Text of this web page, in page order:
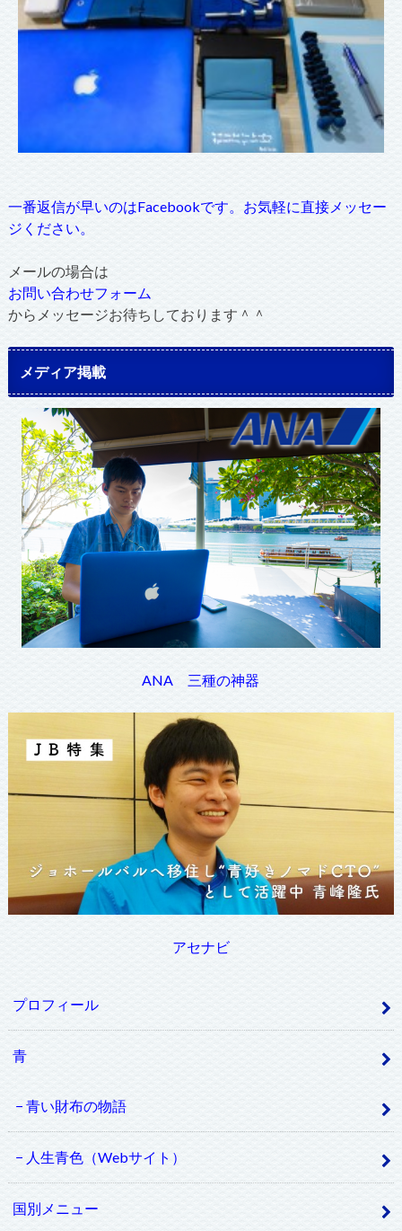
一番返信が早いのはFacebookです。お気軽に直接メッセー
ジください。
メールの場合は
お問い合わせフォーム
からメッセージお待ちしております＾＾
メディア掲載
ANA 三種の神器
アセナビ
プロフィール
青
青い財布の物語
人生青色（Webサイト）
国別メニュー